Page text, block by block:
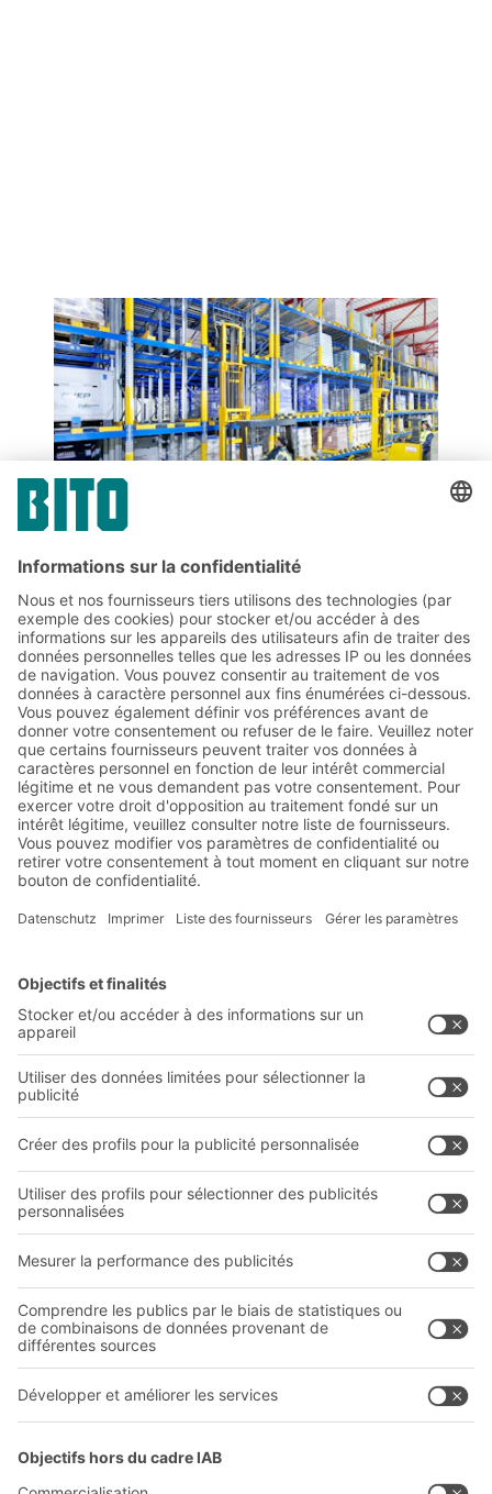
PARTAGER
Abonnez-vous à la lettre
d'information de BITO :
Actualités de l'entrepôt et de
la logistique
Réductions exclusives
Innovations
S'inscrire à la newsletter
Solutions BITO
Solutions intralogistiques
Bacs en matière plastique
Systèmes de rayonnages
Prestations de service
LE PRO DU STOCKAGE
Entreprise
Qui sommes-nous ?
Sites internationaux
Follow us
ABIT O
YOUR LIFE.